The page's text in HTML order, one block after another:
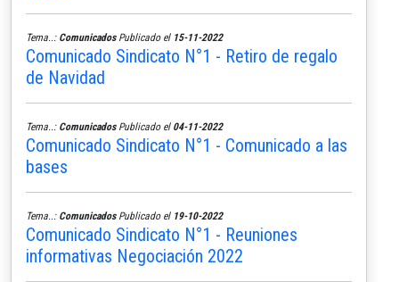
Tema..: ComunicadosPublicado el 15-11-2022
Comunicado Sindicato N°1 - Retiro de regalo
de Navidad
Tema..: ComunicadosPublicado el 04-11-2022
Comunicado Sindicato N°1 - Comunicado a las
bases
Tema..: ComunicadosPublicado el 19-10-2022
Comunicado Sindicato N°1 - Reuniones
informativas Negociación 2022